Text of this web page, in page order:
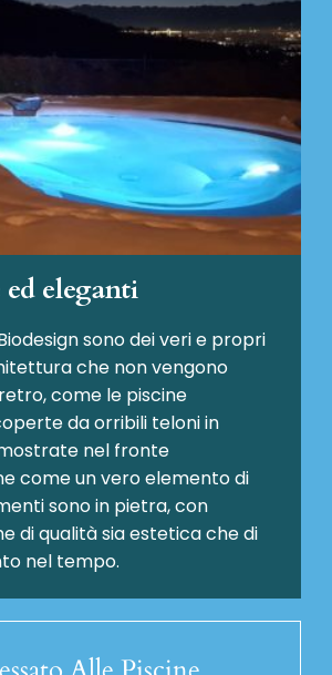
eleganti
sono dei veri e propri
che non vengono
come le piscine
da orribili teloni in
nel fronte
come un vero elemento di
sono in pietra, con
di qualità sia estetica che di
nel tempo.